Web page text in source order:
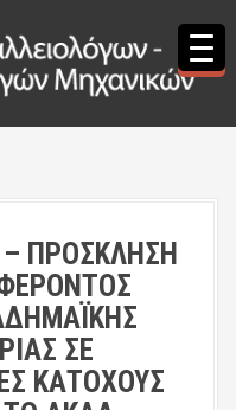
ΠΡΟΣΚΛΗΣΗ
ΣΕ
ΚΑΤΟΧΟΥΣ